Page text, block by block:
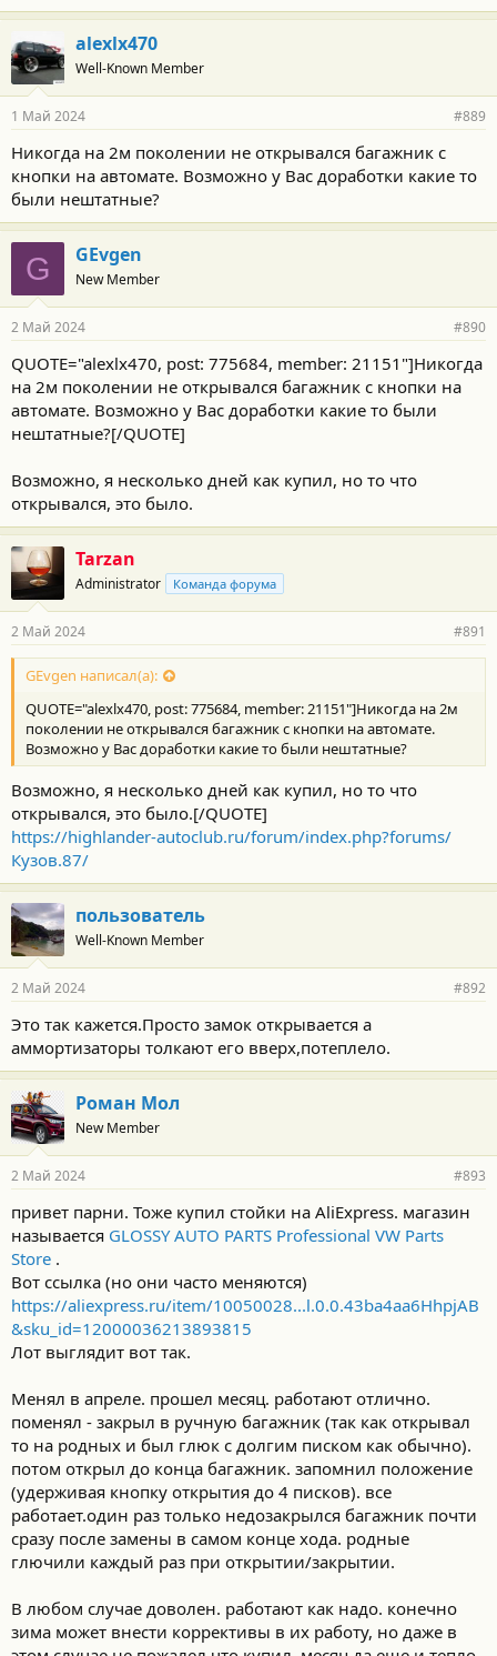
alexlx470
Well-Known Member
1 Май 2024 #889
Никогда на 2м поколении не открывался багажник с
кнопки на автомате. Возможно у Вас доработки какие то
были нештатные?
G GEvgen
New Member
2 Май 2024 #890
QUOTE="alexlx470, post: 775684, member: 21151"]Никогда
на 2м поколении не открывался багажник с кнопки на
автомате. Возможно у Вас доработки какие то были
нештатные?[/QUOTE]
Возможно, я несколько дней как купил, но то что
открывался, это было.
Tarzan
Administrator Команда форума
2 Май 2024 #891
GEvgen написал(а):
QUOTE="alexlx470, post: 775684, member: 21151"]Никогда на 2м
поколении не открывался багажник с кнопки на автомате.
Возможно у Вас доработки какие то были нештатные?
Возможно, я несколько дней как купил, но то что
открывался, это было.[/QUOTE]
https://highlander-autoclub.ru/forum/index.php?forums/
Кузов.87/
пользователь
Well-Known Member
2 Май 2024 #892
Это так кажется.Просто замок открывается а
аммортизаторы толкают его вверх,потеплело.
Роман Мол
New Member
2 Май 2024 #893
привет парни. Тоже купил стойки на AliExpress. магазин
называется GLOSSY AUTO PARTS Professional VW Parts
Store .
Вот ссылка (но они часто меняются)
https://aliexpress.ru/item/10050028...l.0.0.43ba4aa6HhpjAB
&sku_id=12000036213893815
Лот выглядит вот так.
Менял в апреле. прошел месяц. работают отлично.
поменял - закрыл в ручную багажник (так как открывал
то на родных и был глюк с долгим писком как обычно).
потом открыл до конца багажник. запомнил положение
(удерживая кнопку открытия до 4 писков). все
работает.один раз только недозакрылся багажник почти
сразу после замены в самом конце хода. родные
глючили каждый раз при открытии/закрытии.
В любом случае доволен. работают как надо. конечно
зима может внести коррективы в их работу, но даже в